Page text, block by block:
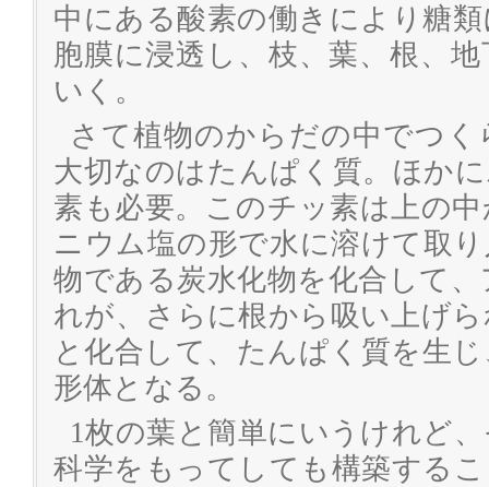
中にある酸素の働きにより糖
胞膜に浸透し、枝、葉、根、
いく。
さて植物のからだの中でつ
大切なのはたんぱく質。ほか
素も必要。このチッ素は上の
ニウム塩の形で水に溶けて取
物である炭水化物を化合して
れが、さらに根から吸い上げ
と化合して、たんぱく質を生
形体となる。
1枚の葉と簡単にいうけれど
科学をもってしても構築する